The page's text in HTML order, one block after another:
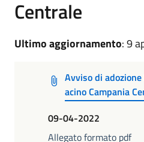
Centrale
Ultimo aggiornamento: 9
Avviso di
acino Campania
09-04-2022
Allegato formato pdf